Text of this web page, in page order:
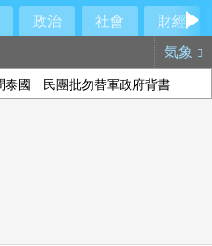
政治 社會
財經
氣象
泰國 民團批勿替軍政府背書